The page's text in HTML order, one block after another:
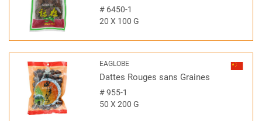
#6450-1
20 X 100 G
EAGLOBE
Dattes Rouges sans Graines
#955-1
50 X 200 G